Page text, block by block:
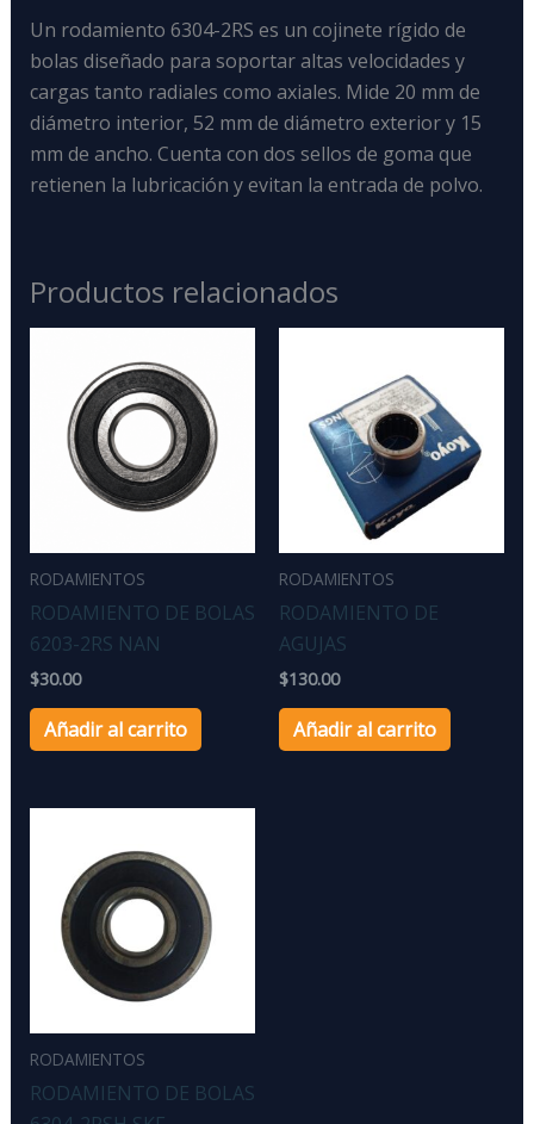
Un rodamiento 6304-2RS es un cojinete rígido de
bolas diseñado para soportar altas velocidades y
cargas tanto radiales como axiales. Mide 20 mm de
diámetro interior, 52 mm de diámetro exteriory 15
mm de ancho. Cuenta con dos sellos de goma que
retienen la lubricación y evitan la entrada de polvo.
Productos relacionados
RODAMIENTOS
RODAMIENTO DE BOLAS
6203-2RS NAN
$30.00
Añadir al carrito
RODAMIENTOS
RODAMIENTO DE
AGUJAS
$130.00
Añadir al carrito
RODAMIENTOS
RODAMIENTO DE BOLAS